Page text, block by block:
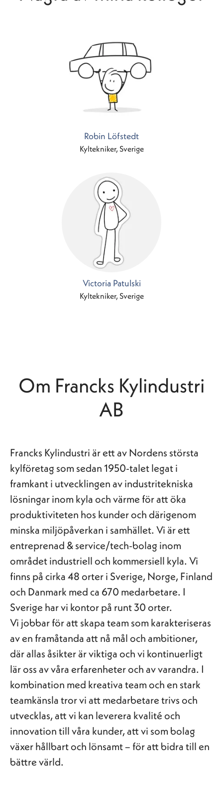
Robin Löfstedt
Kyltekniker, Sverige
Victoria Patulski
Kyltekniker, Sverige
Om Francks Kylindustri
AB
Francks Kylindustri är ett av Nordens största
kylföretag som sedan 1950-talet legat i
framkant i utvecklingen av industritekniska
lösningar inom kyla och värme för att öka
produktiviteten hos kunder och därigenom
minska miljöpåverkan i samhället. Vi är ett
entreprenad & service/tech-bolag inom
området industriell och kommersiell kyla. Vi
finns på cirka 48 orter i Sverige, Norge, Finland
och Danmark med ca 670 medarbetare. I
Sverige har vi kontor på runt 30 orter.
Vi jobbar för att skapa team som karakteriseras
av en framåtanda att nå mål och ambitioner,
där allas åsikter är viktiga och vi kontinuerligt
lär oss av våra erfarenheter och av varandra. I
kombination med kreativa team och en stark
teamkänsla tror vi att medarbetare trivs och
utvecklas, att vi kan leverera kvalité och
innovation till våra kunder, att vi som bolag
växer hållbart och lönsamt – för att bidra till en
bättre värld.